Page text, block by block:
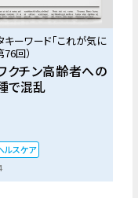
キーワード「これが気に
76回）
クチン高齢者への
で混乱
ルスケア